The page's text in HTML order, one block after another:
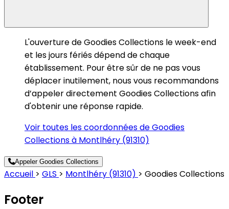
L'ouverture de Goodies Collections le week-end
et les jours fériés dépend de chaque
établissement. Pour être sûr de ne pas vous
déplacer inutilement, nous vous recommandons
d’appeler directement Goodies Collections afin
d'obtenir une réponse rapide.
Voir toutes les coordonnées de Goodies
Collections à Montlhéry (91310)
Appeler Goodies Collections
Accueil > GLS > Montlhéry (91310) > Goodies Collections
Footer